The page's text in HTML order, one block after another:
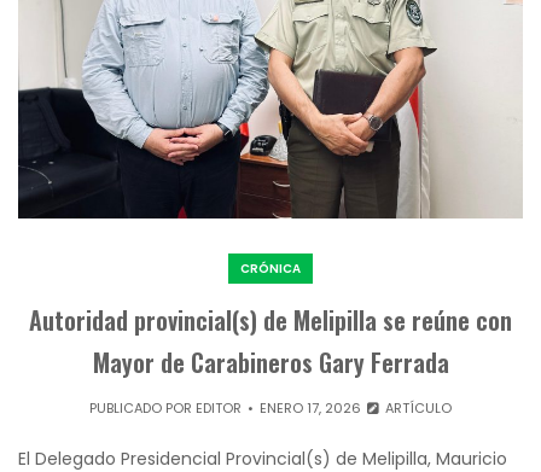
CRÓNICA
Autoridad provincial(s) de Melipilla se reúne con
Mayor de Carabineros Gary Ferrada
PUBLICADO POR EDITOR ENERO 17, 2026 ARTÍCULO
El Delegado Presidencial Provincial(s) de Melipilla, Mauricio